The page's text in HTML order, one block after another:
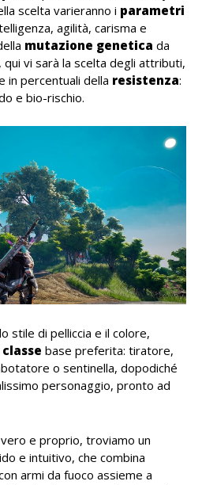
scelta varieranno i parametri
agilità, carisma e
mutazione genetica da
vi sarà la scelta degli attributi,
in percentuali della resistenza:
e bio-rischio.
stile di pelliccia e il colore,
classe base preferita: tiratore,
o sentinella, dopodiché
personaggio, pronto ad
e proprio, troviamo un
e intuitivo, che combina
armi da fuoco assieme a